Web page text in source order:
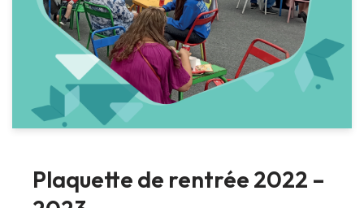
Plaquette de rentrée 2022 –